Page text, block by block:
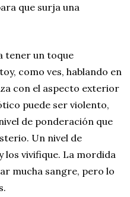
que surja una
tener un toque
como ves, hablando en
con el aspecto exterior
puede ser violento,
de ponderación que
Un nivel de
los vivifique. La mordida
mucha sangre, pero lo